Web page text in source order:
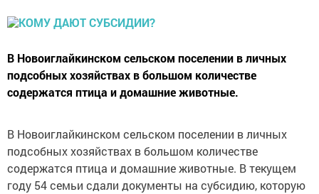
В Новоиглайкинском сельском поселении в личных
подсобных хозяйствах в большом количестве
содержатся птица и домашние животные.
В Новоиглайкинском сельском поселении в личных
подсобных хозяйствах в большом количестве
содержатся птица и домашние животные. В текущем
году 54 семьи сдали документы на субсидию, которую